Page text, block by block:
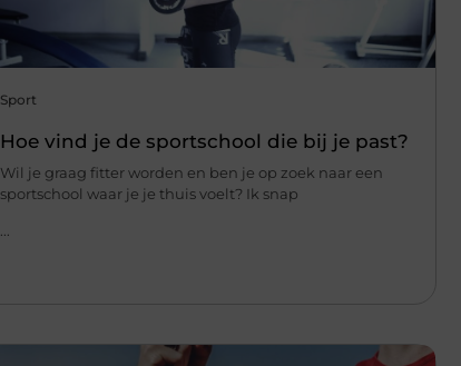
Sport
Hoe vind je de sportschool die bij je past?
Wil je graag fitter worden en ben je op zoek naar een
sportschool waar je je thuis voelt? Ik snap
...